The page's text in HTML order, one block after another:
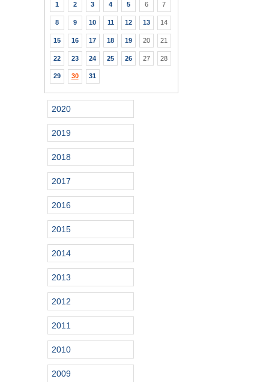
1
2 3 4 5 6 7
8 9 10 11 12 13 14
15 16 17 18 19 20 21
22 23 24 25 26 27 28
29 30 31
2020
2019
2018
2017
2016
2015
2014
2013
2012
2011
2010
2009